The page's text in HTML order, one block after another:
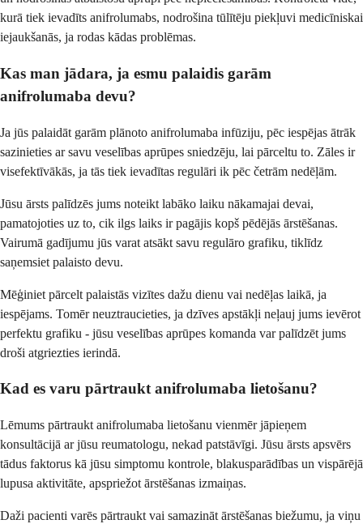
kurā tiek ievadīts anifrolumabs, nodrošina tūlītēju piekļuvi medicīniskai
iejaukšanās, ja rodas kādas problēmas.
Kas man jādara, ja esmu palaidis garām
anifrolumaba devu?
Ja jūs palaidāt garām plānoto anifrolumaba infūziju, pēc iespējas ātrāk
sazinieties ar savu veselības aprūpes sniedzēju, lai pārceltu to. Zāles ir
visefektīvākās, ja tās tiek ievadītas regulāri ik pēc četrām nedēļām.
Jūsu ārsts palīdzēs jums noteikt labāko laiku nākamajai devai,
pamatojoties uz to, cik ilgs laiks ir pagājis kopš pēdējās ārstēšanas.
Vairumā gadījumu jūs varat atsākt savu regulāro grafiku, tiklīdz
saņemsiet palaisto devu.
Mēģiniet pārcelt palaistās vizītes dažu dienu vai nedēļas laikā, ja
iespējams. Tomēr neuztraucieties, ja dzīves apstākļi neļauj jums ievērot
perfektu grafiku - jūsu veselības aprūpes komanda var palīdzēt jums
droši atgriezties ierindā.
Kad es varu pārtraukt anifrolumaba lietošanu?
Lēmums pārtraukt anifrolumaba lietošanu vienmēr jāpieņem
konsultācijā ar jūsu reumatologu, nekad patstāvīgi. Jūsu ārsts apsvērs
tādus faktorus kā jūsu simptomu kontrole, blakusparādības un vispārējā
lupusa aktivitāte, apspriežot ārstēšanas izmaiņas.
Daži pacienti varēs pārtraukt vai samazināt ārstēšanas biežumu, ja viņu